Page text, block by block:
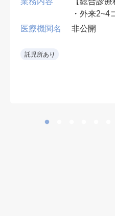
・外来2~4
可、早番遅
医療機関名 非公開
託児所あり